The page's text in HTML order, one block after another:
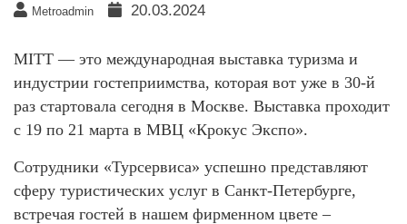
Metroadmin 20.03.2024
MITT — это международная выставка туризма и
индустрии гостеприимства, которая вот уже в 30-й
раз стартовала сегодня в Москве. Выставка проходит
с 19 по 21 марта в МВЦ «Крокус Экспо».
Сотрудники «Турсервиса» успешно представляют
сферу туристических услуг в Санкт-Петербурге,
встречая гостей в нашем фирменном цвете –